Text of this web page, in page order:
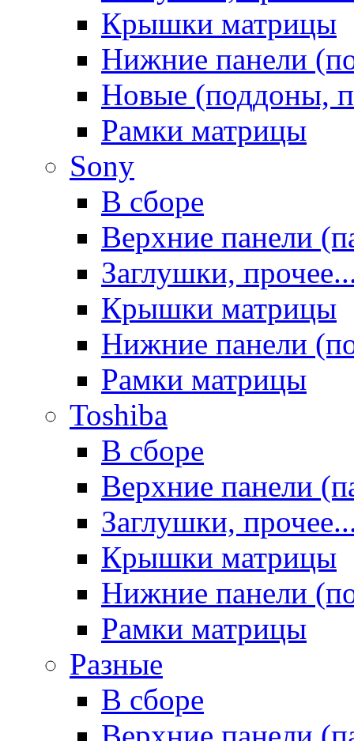
Крышки матрицы
Нижние панели
Новые (поддоны,
Рамки матрицы
Sony
В сборе
Верхние панели
Заглушки,
Крышки матрицы
Нижние панели
Рамки матрицы
Toshiba
В сборе
Верхние панели
Заглушки,
Крышки матрицы
Нижние панели
Рамки матрицы
Разные
В сборе